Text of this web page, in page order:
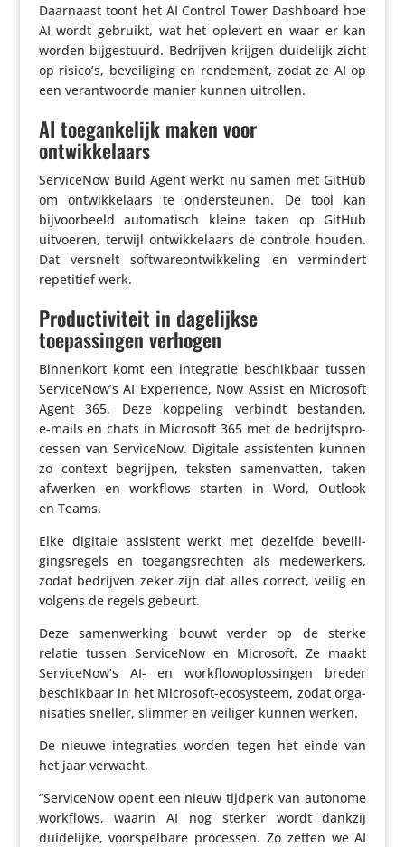
Daarnaast toont het AI Control Tower Dashboard hoe
AI wordt gebruikt, wat het oplevert en waar er kan
worden bijge­stuurd. Bedrijven krijgen duidelijk zicht
op risico’s, bevei­li­ging en rendement, zodat ze AI op
een verant­woorde manier kunnen uitrollen.
AI toegankelijk maken voor
ontwikkelaars
Servi­ceNow Build Agent werkt nu samen met GitHub
om ontwik­ke­laars te onder­steunen. De tool kan
bijvoor­beeld auto­ma­tisch kleine taken op GitHub
uitvoeren, terwijl ontwik­ke­laars de controle houden.
Dat versnelt soft­wa­re­ont­wik­ke­ling en vermin­dert
repe­ti­tief werk.
Productiviteit in dagelijkse
toepassingen verhogen
Binnen­kort komt een inte­gratie beschik­baar tussen
ServiceNow’s AI Expe­rience, Now Assist en Microsoft
Agent 365. Deze koppeling verbindt bestanden,
e‑mails en chats in Microsoft 365 met de bedrijfs­pro­
cessen van Servi­ceNow. Digitale assis­tenten kunnen
zo context begrijpen, teksten samen­vatten, taken
afwerken en workflows starten in Word, Outlook
en Teams.
Elke digitale assistent werkt met dezelfde bevei­li­
gings­re­gels en toegangs­rechten als mede­wer­kers,
zodat bedrijven zeker zijn dat alles correct, veilig en
volgens de regels gebeurt.
Deze samen­wer­king bouwt verder op de sterke
relatie tussen Servi­ceNow en Microsoft. Ze maakt
ServiceNow’s AI- en work­flo­wop­los­singen breder
beschik­baar in het Microsoft-ecosys­teem, zodat orga­
ni­sa­ties sneller, slimmer en veiliger kunnen werken.
De nieuwe inte­gra­ties worden tegen het einde van
het jaar verwacht.
“Servi­ceNow opent een nieuw tijdperk van autonome
workflows, waarin AI nog sterker wordt dankzij
duide­lijke, voor­spel­bare processen. Zo zetten we AI